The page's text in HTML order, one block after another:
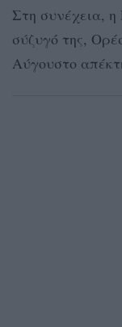
Στη συνέχεια,
σύζυγό της,
Αύγουστο